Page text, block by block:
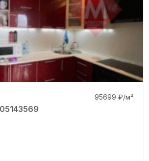
95699 ₽/м²